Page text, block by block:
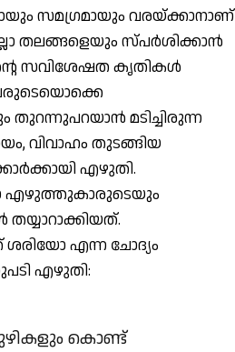
സമഗ്രമായും വരയ്ക്കാനാണ്
തലങ്ങളെയും സ്പര്‍ശിക്കാന്‍
സവിശേഷത കൃതികള്‍
തുറന്നുപറയാന്‍ മടിച്ചിരുന്ന
വിവാഹം തുടങ്ങിയ
എഴുതി.
എഴുത്തുകാരുടെയും
ശരിയോ എന്ന ചോദ്യം
എഴുതി:
കൊണ്ട്